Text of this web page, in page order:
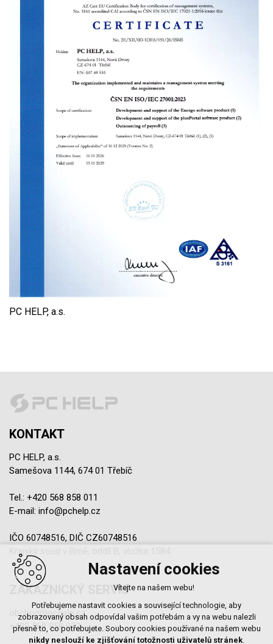
PC HELP, a.s.
KONTAKT
PC HELP, a.s.
Samešova 1144, 674 01 Třebíč
Tel.: +420 568 858 011
E-mail: info@pchelp.cz
IČO 60748516, DIČ CZ60748516
Krajský soud v Brně, oddíl B, vložka 1584
ZÁKAZNICKÝ SERVIS
obchod@pchelp.cz
+420 568 858 022
Nastavení cookies
Vítejte na našem webu!
Potřebujeme nastavit cookies a související technologie, aby
zobrazovaný obsah odpovídal vašim potřebám a vy na webu nalezli
přesně to, co potřebujete. Soubory cookies používané na našem webu
nikdy neslouží ke zjišťování totožnosti uživatelů stránek.